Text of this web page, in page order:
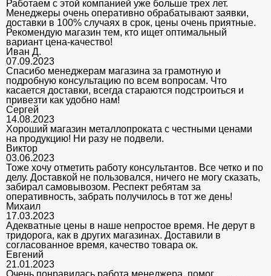
Работаем с этой компанией уже больше трех лет.
Менеджеры очень оперативно обрабатывают заявки,
доставки в 100% случаях в срок, цены очень приятные.
Рекомендую магазин тем, кто ищет оптимальный
вариант цена-качество!
Иван Д.
07.09.2023
Спасибо менеджерам магазина за грамотную и
подробную консультацию по всем вопросам. Что
касается доставки, всегда стараются подстроиться и
привезти как удобно нам!
Сергей
14.08.2023
Хороший магазин металлопроката с честными ценами
на продукцию! Ни разу не подвели.
Виктор
03.06.2023
Тоже хочу отметить работу консультантов. Все четко и по
делу. Доставкой не пользовался, ничего не могу сказать,
забирал самовывозом. Респект ребятам за
оперативность, забрать получилось в тот же день!
Михаил
17.03.2023
Адекватные цены в наше непростое время. Не дерут в
тридорога, как в других магазинах. Доставили в
согласованное время, качество товара ок.
Евгений
21.01.2023
Очень понравилась работа менеджера, помог